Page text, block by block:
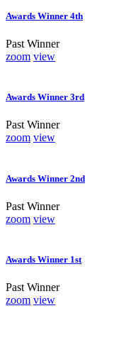
Awards Winner 4th
Past Winner
zoom view
Awards Winner 3rd
Past Winner
zoom view
Awards Winner 2nd
Past Winner
zoom view
Awards Winner 1st
Past Winner
zoom view